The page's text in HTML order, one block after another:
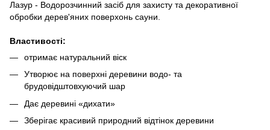
Лазур - Водорозчинний засіб для захисту та декоративної
обробки дерев'яних поверхонь сауни.
Властивості:
отримає натуральний віск
Утворює на поверхні деревини водо- та
брудовідштовхуючий шар
Дає деревині «дихати»
Зберігає красивий природний відтінок деревини